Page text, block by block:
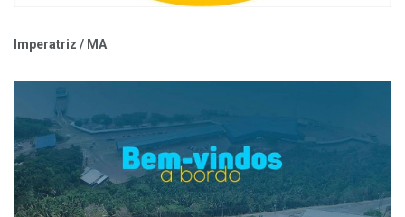
Imperatriz / MA